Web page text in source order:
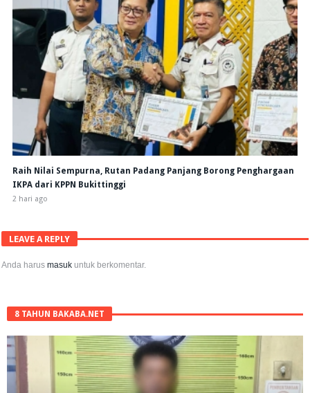
Raih Nilai Sempurna, Rutan Padang Panjang Borong Penghargaan
IKPA dari KPPN Bukittinggi
2 hari ago
LEAVE A REPLY
Anda harusmasuk untuk berkomentar.
8 TAHUN BAKABA.NET